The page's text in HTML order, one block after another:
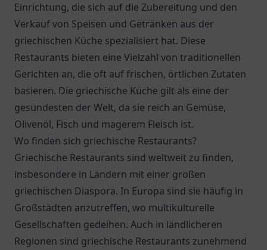
Einrichtung, die sich auf die Zubereitung und den
Verkauf von Speisen und Getränken aus der
griechischen Küche spezialisiert hat. Diese
Restaurants bieten eine Vielzahl von traditionellen
Gerichten an, die oft auf frischen, örtlichen Zutaten
basieren. Die griechische Küche gilt als eine der
gesündesten der Welt, da sie reich an Gemüse,
Olivenöl, Fisch und magerem Fleisch ist.
Wo finden sich griechische Restaurants?
Griechische Restaurants sind weltweit zu finden,
insbesondere in Ländern mit einer großen
griechischen Diaspora. In Europa sind sie häufig in
Großstädten anzutreffen, wo multikulturelle
Gesellschaften gedeihen. Auch in ländlicheren
Regionen sind griechische Restaurants zunehmend